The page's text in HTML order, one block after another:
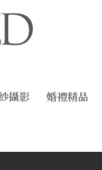
攝影 婚禮精品